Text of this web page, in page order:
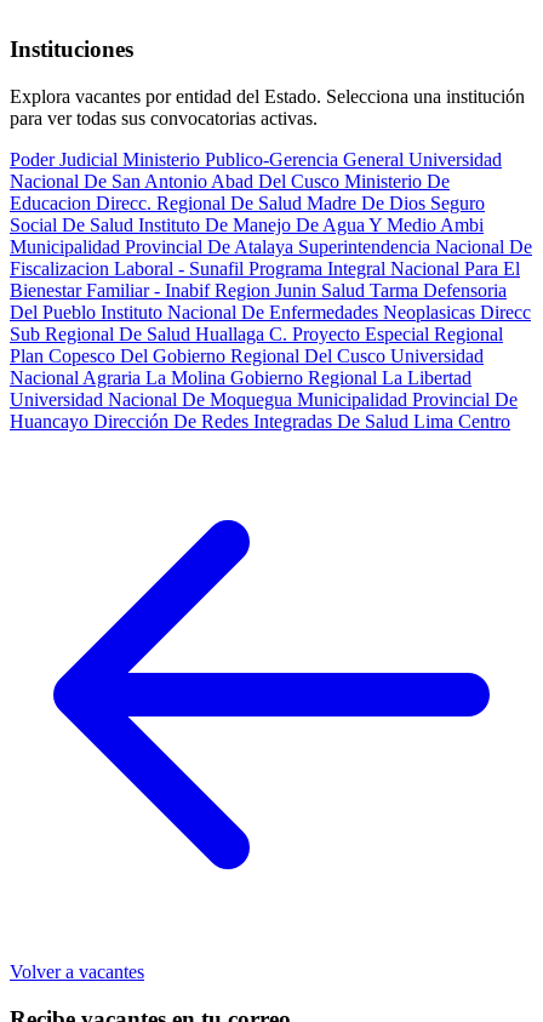
Instituciones
Explora vacantes por entidad del Estado. Selecciona una institución
para ver todas sus convocatorias activas.
Poder Judicial Ministerio Publico-Gerencia General Universidad
Nacional De San Antonio Abad Del Cusco Ministerio De
Educacion Direcc. Regional De Salud Madre De Dios Seguro
Social De Salud Instituto De Manejo De Agua Y Medio Ambi
Municipalidad Provincial De Atalaya Superintendencia Nacional De
Fiscalizacion Laboral - Sunafil Programa Integral Nacional Para El
Bienestar Familiar - InabifRegion Junin Salud Tarma Defensoria
Del Pueblo Instituto Nacional De Enfermedades Neoplasicas Direcc
Sub Regional De Salud Huallaga C. Proyecto Especial Regional
Plan Copesco Del Gobierno Regional Del Cusco Universidad
Nacional Agraria La Molina Gobierno Regional La Libertad
Universidad Nacional De Moquegua Municipalidad Provincial De
Huancayo Dirección De Redes Integradas De Salud Lima Centro
Volver a vacantes